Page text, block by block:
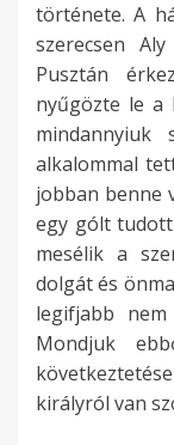
története. A
szerecsen
Pusztán
nyűgözte le a
alkalommal
jobban benne
egy gólt
mesélik a
dolgát és
legifjabb
Mondjuk
királyról van